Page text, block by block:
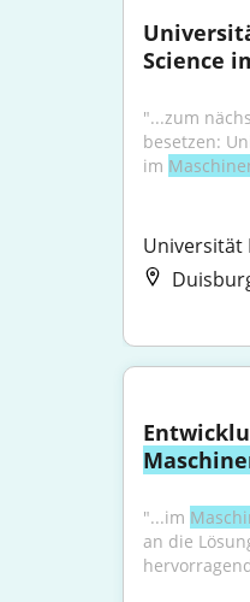
Science
"...zum
besetzen:
im
Universität
"...im
an die